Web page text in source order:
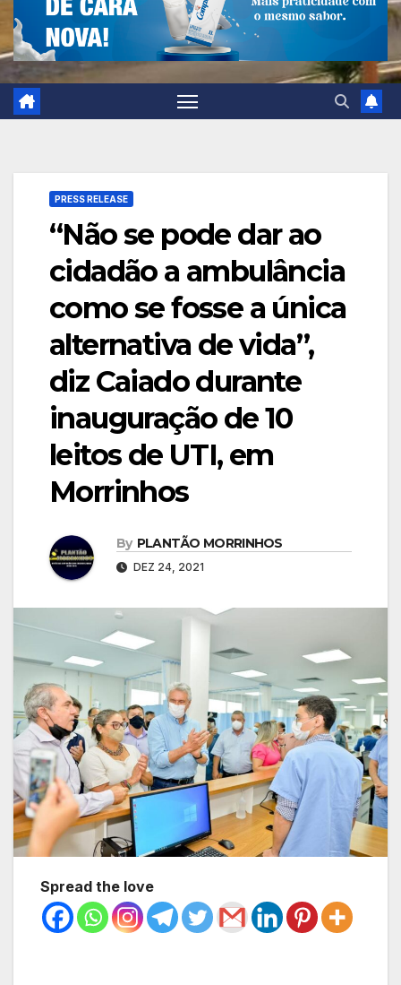
PRESS RELEASE
“Não se pode dar ao
cidadão a ambulância
como se fosse a única
alternativa de vida”,
diz Caiado durante
inauguração de 10
leitos de UTI, em
Morrinhos
By PLANTÃO MORRINHOS
DEZ 24, 2021
Spread the love